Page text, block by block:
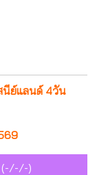
นีย์แลนด์ 4วัน
(-/-/-)